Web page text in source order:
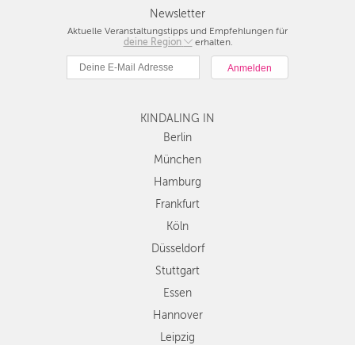
Newsletter
Aktuelle Veranstaltungstipps und Empfehlungen für
deine Region
Berlin
München
Hamburg
Köln
Düsseldorf
Stuttgart
Essen
Dresden
Nürnberg
Wien
Zürich
Andere
Regionen
erhalten.
KINDALING IN
Berlin
München
Hamburg
Frankfurt
Köln
Düsseldorf
Stuttgart
Essen
Hannover
Leipzig